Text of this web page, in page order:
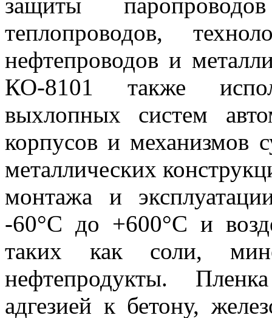
теплопроводов,
нефтепроводов и
КО-8101 также
выхлопных систем
корпусов и механизмов
металлических
монтажа и
-60°С до +600°С и
таких как соли,
нефтепродукты.
адгезией к бетону,